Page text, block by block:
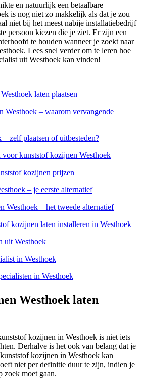
en natuurlijk een betaalbare
is nog niet zo makkelijk als dat je zou
niet bij het meest nabije installatiebedrijf
persoon kiezen die je ziet. Er zijn een
te houden wanneer je zoekt naar
Lees snel verder om te leren hoe
uit Westhoek kan vinden!
laten plaatsen
Westhoek – waarom vervangende
zelf plaatsen of uitbesteden?
voor kunststof kozijnen Westhoek
kozijnen prijzen
– je eerste alternatief
Westhoek – het tweede alternatief
kozijnen laten installeren in Westhoek
uit Westhoek
in Westhoek
in Westhoek
Westhoek laten
kozijnen in Westhoek is niet iets
Derhalve is het ook van belang dat je
kozijnen in Westhoek kan
niet per definitie duur te zijn, indien je
zoek moet gaan.